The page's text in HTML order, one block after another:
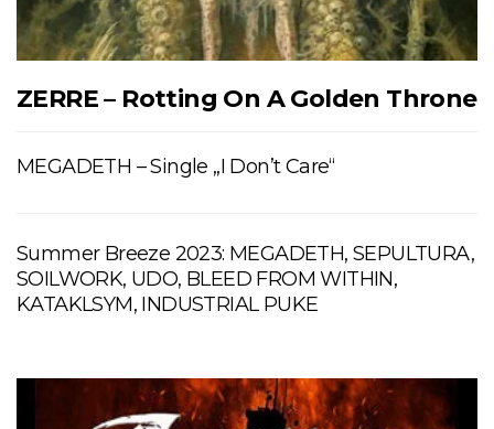
ZERRE – Rotting On A Golden Throne
MEGADETH – Single „I Don’t Care“
Summer Breeze 2023: MEGADETH, SEPULTURA,
SOILWORK, UDO, BLEED FROM WITHIN,
KATAKLSYM, INDUSTRIAL PUKE